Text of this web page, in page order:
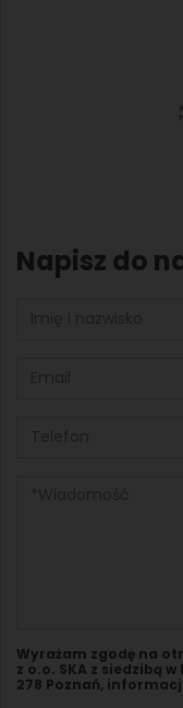
Napisz do
Wyrażam zgodę na
z o.o. SKA z siedzibą
278 Poznań,